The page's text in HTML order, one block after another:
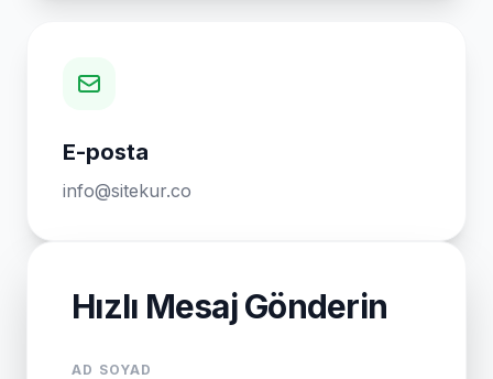
E-posta
info@sitekur.co
Hızlı Mesaj Gönderin
AD SOYAD